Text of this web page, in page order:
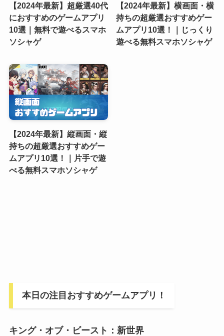
【2024年最新】超厳選40代
におすすめのゲームアプリ
10選｜無料で遊べるスマホ
ソシャゲ
【2024年最新】横画面・横
持ちの超厳選おすすめゲー
ムアプリ10選！｜じっくり
遊べる無料スマホソシャゲ
【2024年最新】縦画面・縦
持ちの超厳選おすすめゲー
ムアプリ10選！｜片手で遊
べる無料スマホソシャゲ
本日の注目おすすめゲームアプリ！
キング・オブ・ビースト：新世界